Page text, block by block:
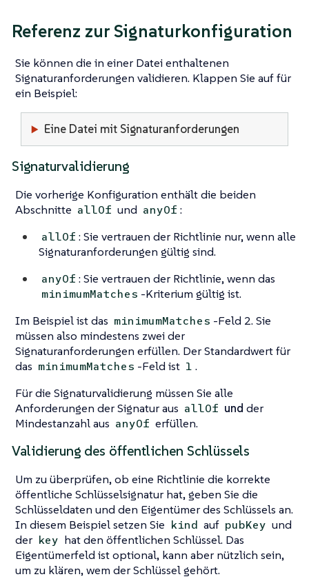
Referenz zur Signaturkonfiguration
Sie können die in einer Datei enthaltenen
Signaturanforderungen validieren. Klappen Sie auf für
ein Beispiel:
Eine Datei mit Signaturanforderungen
Signaturvalidierung
Die vorherige Konfiguration enthält die beiden
Abschnitte allOf und anyOf :
allOf : Sie vertrauen der Richtlinie nur, wenn alle
Signaturanforderungen gültig sind.
anyOf : Sie vertrauen der Richtlinie, wenn das
minimumMatches -Kriterium gültig ist.
Im Beispiel ist das minimumMatches -Feld 2. Sie
müssen also mindestens zwei der
Signaturanforderungen erfüllen. Der Standardwert für
das minimumMatches -Feld ist 1 .
Für die Signaturvalidierung müssen Sie alle
Anforderungen der Signatur aus allOf und der
Mindestanzahl aus anyOf erfüllen.
Validierung des öffentlichen Schlüssels
Um zu überprüfen, ob eine Richtlinie die korrekte
öffentliche Schlüsselsignatur hat, geben Sie die
Schlüsseldaten und den Eigentümer des Schlüssels an.
In diesem Beispiel setzen Sie kind auf pubKey und
der key hat den öffentlichen Schlüssel. Das
Eigentümerfeld ist optional, kann aber nützlich sein,
um zu klären, wem der Schlüssel gehört.